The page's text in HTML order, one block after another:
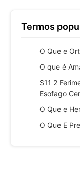
Termos
O Que e
O que é
S11 2
Esofago
O Que e
O Que E